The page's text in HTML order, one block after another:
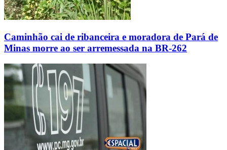
Caminhão cai de ribanceira e moradora de Pará de
Minas morre ao ser arremessada na BR-262